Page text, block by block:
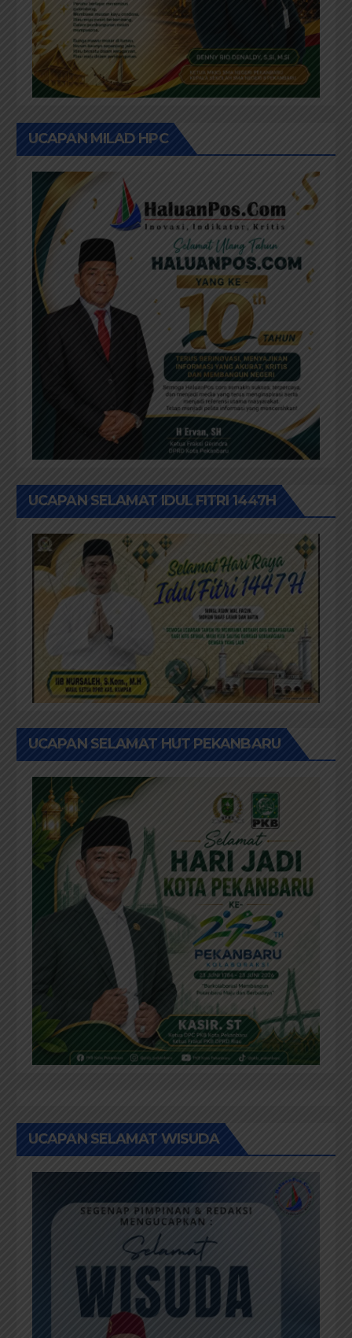
UCAPAN MILAD HPC
UCAPAN SELAMAT IDUL FITRI 1447H
UCAPAN SELAMAT HUT PEKANBARU
UCAPAN SELAMAT WISUDA